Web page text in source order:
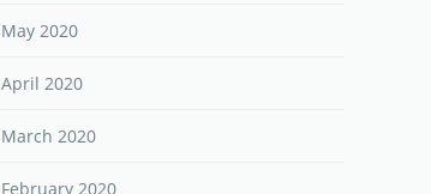
May 2020
April 2020
March 2020
February 2020